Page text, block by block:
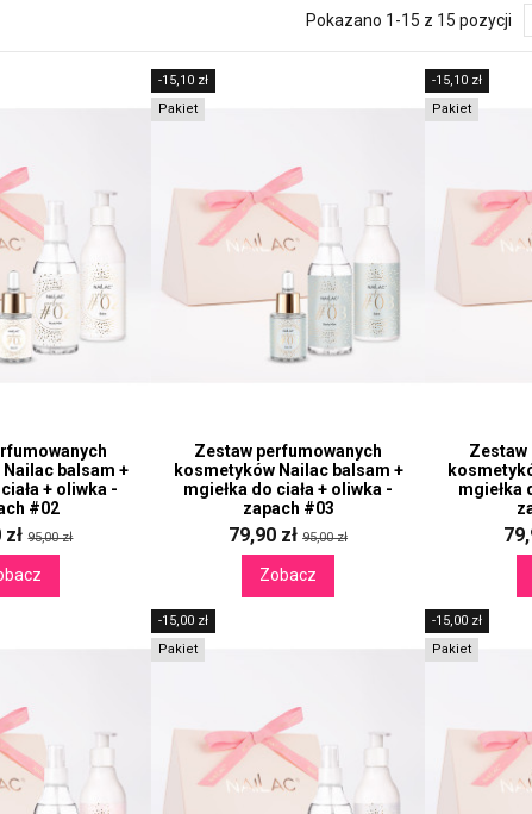
Pokazano 1-15 z 15 pozycji
balsam +
+ oliwka -
#02
zł95,00 zł
-15,10 zł
Pakiet
Zestaw perfumowanych
kosmetyków Nailac balsam +
mgiełka do ciała + oliwka -
zapach #03
79,90 zł95,00 zł
Zobacz
-15,10 zł
Pakiet
Zestaw
mgiełka
-15,00 zł
Pakiet
-15,00 zł
Pakiet